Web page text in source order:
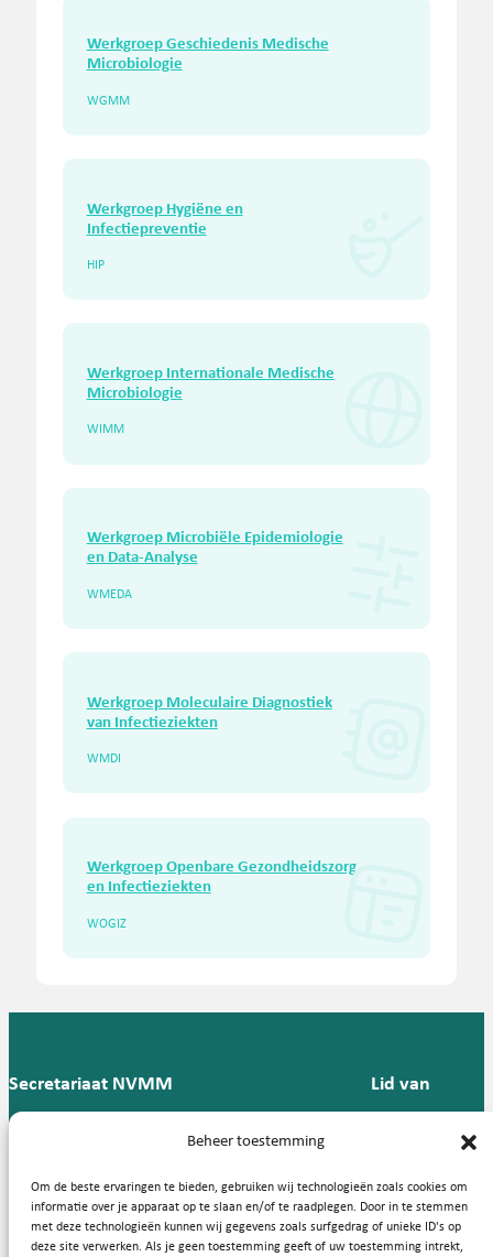
Beheer toestemming
Om de beste ervaringen te bieden, gebruiken wij technologieën zoals cookies om
informatie over je apparaat op te slaan en/of te raadplegen. Door in te stemmen
met deze technologieën kunnen wij gegevens zoals surfgedrag of unieke ID's op
deze site verwerken. Als je geen toestemming geeft of uw toestemming intrekt,
Werkgroep Geschiedenis Medische
Microbiologie
WGMM
Werkgroep Hygiëne en
Infectiepreventie
HIP
Werkgroep Internationale Medische
Microbiologie
WIMM
Werkgroep Microbiële Epidemiologie
en Data-Analyse
WMEDA
Werkgroep Moleculaire Diagnostiek
van Infectieziekten
WMDI
Werkgroep Openbare Gezondheidszorg
en Infectieziekten
WOGIZ
Secretariaat NVMM
Groningen
57
Lid van